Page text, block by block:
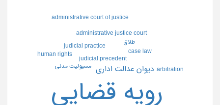
رويه قضايي
ديوان عدالت اداري
judicial precedent
مسيوليت مدني
case law
judicial practice
طلاق
administrative justice court
human rights
administrative court of justice
arbitration